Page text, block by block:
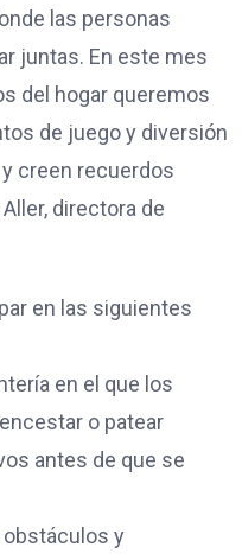
las personas
juntas. En este mes
del hogar queremos
de juego y diversión
creen recuerdos
directora de
en las siguientes
en el que los
o patear
antes de que se
obstáculos y